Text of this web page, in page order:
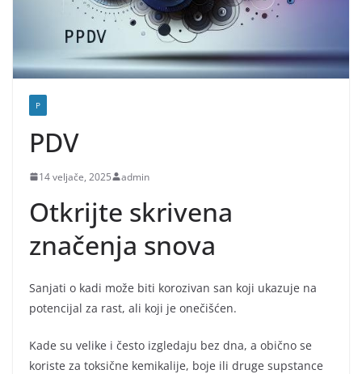
P
PDV
14 veljače, 2025 admin
Otkrijte skrivena
značenja snova
Sanjati o kadi može biti korozivan san koji ukazuje na
potencijal za rast, ali koji je onečišćen.
Kade su velike i često izgledaju bez dna, a obično se
koriste za toksične kemikalije, boje ili druge supstance